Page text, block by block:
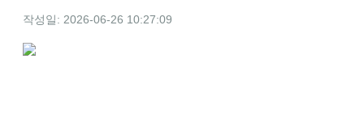
작성일: 2026-06-26 10:27:09